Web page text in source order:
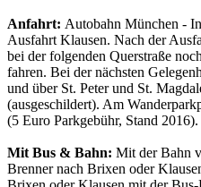
Anfahrt: Autobahn München -
Ausfahrt Klausen. Nach der
bei der folgenden Querstraße
fahren. Bei der nächsten
und über St. Peter und St.
(ausgeschildert). Am
(5 Euro Parkgebühr, Stand 2016).
Mit Bus & Bahn: Mit der Bahn
Brenner nach Brixen oder